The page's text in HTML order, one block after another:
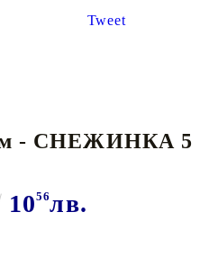
Tweet
- СНЕЖИНКА 5
1056лв.